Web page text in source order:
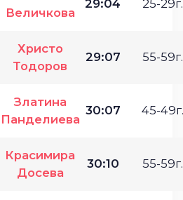
Величкова
29:04 25-29г.
Христо
Тодоров
29:07 55-59г.
Златина
Панделиева
30:07 45-49г.
Красимира
Досева
30:10 55-59г.